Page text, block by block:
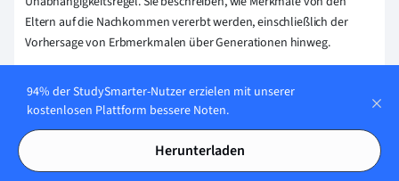
Eltern auf die Nachkommen vererbt werden, einschließlich der
Vorhersage von Erbmerkmalen über Generationen hinweg.
Die drei Gesetze der Mendelschen Genetik sind: das Gesetz der
reinerbiger Individuen (homozygot) uniforme Nachkommen
erzeugen; das Gesetz der Spaltung (2. Mendelsches Gesetz),
94% der StudySmarter-Nutzer erzielen mit unserer
kostenlosen Plattform bessere Noten.
Herunterladen